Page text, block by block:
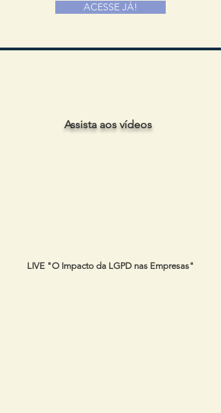
ACESSE JÁ!
Assista aos vídeos
LIVE "O Impacto da LGPD nas Empresas"